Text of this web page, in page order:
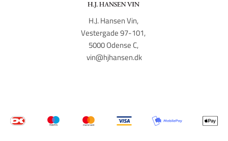
H.J. Hansen Vin,
Vestergade 97-101,
5000 Odense C,
vin@hjhansen.dk